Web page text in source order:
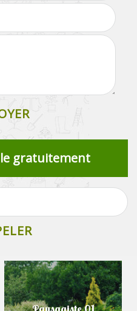
gratuitement